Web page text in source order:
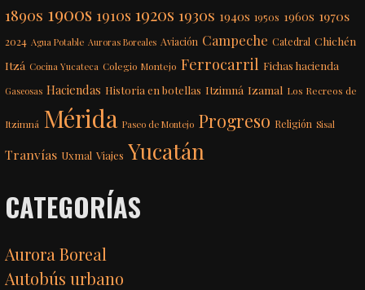
1890s 1900s 1910s 1920s 1930s 1940s 1950s 1960s 1970s
2024 Agua Potable Auroras Boreales Aviación Campeche Catedral Chichén
Itzá Cocina Yucateca Colegio Montejo Ferrocarril Fichas hacienda
Gaseosas Haciendas Historia en botellas Itzimná Izamal Los Recreos de
Itzimná Mérida Paseo de Montejo Progreso Religión Sisal
Tranvías Uxmal Viajes Yucatán
CATEGORÍAS
Aurora Boreal
Autobús urbano